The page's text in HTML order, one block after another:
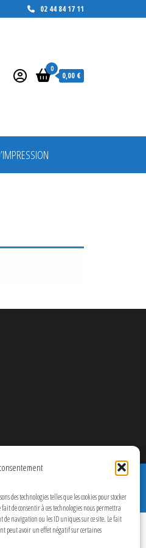
des technologies telles que les cookies pour stocker
de consentir à ces technologies nous permettra
de navigation ou les ID uniques sur ce site. Le fait
peut avoir un effet négatif sur certaines
02 44 84 17 11
0
0,00 €